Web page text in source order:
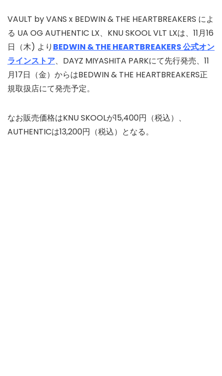
VAULT by VANS x BEDWIN & THE HEARTBREAKERS によ
る UA OG AUTHENTIC LX、KNU SKOOL VLT LXは、11月16
日（木) より BEDWIN & THE HEARTBREAKERS 公式オン
ラインストア、DAYZ MIYASHITA PARKにて先行発売、11
月17日（金）からはBEDWIN & THE HEARTBREAKERS正
規取扱店にて発売予定。
なお販売価格はKNU SKOOLが15,400円（税込）、
AUTHENTICは13,200円（税込）となる。